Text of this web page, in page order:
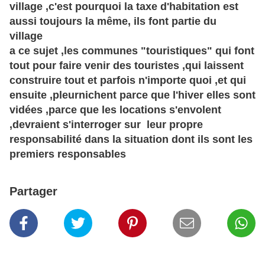
village ,c'est pourquoi la taxe d'habitation est
aussi toujours la même, ils font partie du
village
a ce sujet ,les communes "touristiques" qui font
tout pour faire venir des touristes ,qui laissent
construire tout et parfois n'importe quoi ,et qui
ensuite ,pleurnichent parce que l'hiver elles sont
vidées ,parce que les locations s'envolent
,devraient s'interroger sur leur propre
responsabilité dans la situation dont ils sont les
premiers responsables
Partager